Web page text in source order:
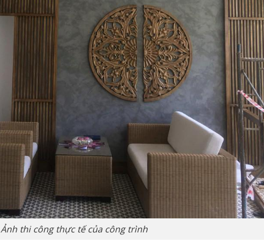
Ảnh thi công thực tế của công trình